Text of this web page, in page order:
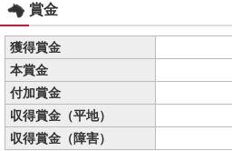
賞金
獲得賞金
本賞金
付加賞金
収得賞金（平地）
収得賞金（障害）